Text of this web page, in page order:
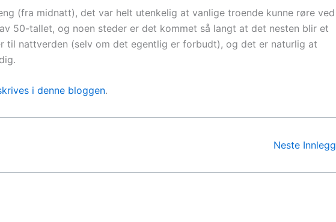
(fra midnatt), det var helt utenkelig at vanlige troende kunne røre ved
50-tallet, og noen steder er det kommet så langt at det nesten blir et
til nattverden (selv om det egentlig er forbudt), og det er naturlig at
i denne bloggen.
Neste Innlegg